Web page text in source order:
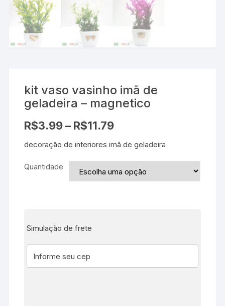
kit vaso vasinho imã de
geladeira – magnetico
R$3.99– R$11.79
decoração de interiores imã de geladeira
Quantidade
Simulação de frete